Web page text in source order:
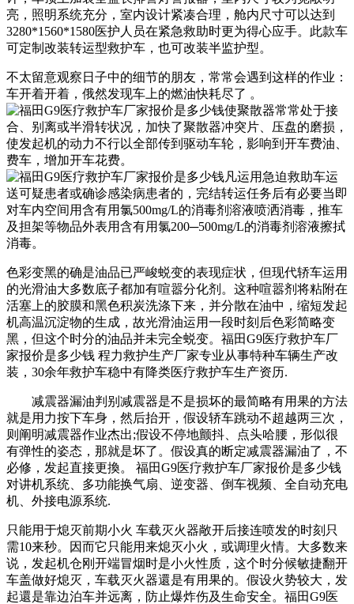
亮，照明系统充分，室内设计紧凑合理，舱内尺寸可以达到
3280*1560*1580医护人员在紧急救助时更为得心应手。此款车
可定制改装转运型救护车，也可改装半监护型。
不太留意观察日子中的细节的朋友，常常会遇到这样的作业：
车开着开着，俄然发现车上的燃油快耗尽了 。
色彩变黑的确是油品已严峻蜕变的表现症状，但现代轿车运用
的光滑油大多数底子都加有喧嚣分化剂。这种喧嚣剂将粘附在
活塞上的胶膜和黑色积炭洗涤下来，并分散在油中，缩短发起
机高温沉淀物的生成，故光滑油运用一段时刻后色彩简略变
黑，但这个时分的油品并未完全蜕变。福田G9医疗救护车厂
家报价是多少钱 程力救护生产厂家专业从事特种车辆生产改
装，30余年救护车稳中有降类医疗救护车生产资历.
减震器漏油判别减震器是不是损坏的最简略有用果的方法
就是用力按下车身，然后抬开，假设轿车跳动不超越两三次，
则阐明减震器作业杰出;假设不停地颤抖、点头哈腰，形似很
有弹性的姿态，那就是坏了。假设真的断定减震器漏油了，不
必修，发起直接更換。 福田G9医疗救护车厂家报价是多少钱
对讲机系统、多功能换气扇、逆变器、倒车视频、全自动充电
机、外接电源系统.
只能用于熄灭前期小火 车载灭火器敞开后接连喷发的时刻只
需10来秒。因而它只能用来熄灭小火，或调理火情。大多数来
说，发起机仓刚开端冒烟时是小火性质，这个时分候敏捷翻开
车盖做好熄灭，车载灭火器還是有用果的。假设火势较大，发
起還是靠边泊车并远离，防止爆炸伤及生命安全。福田G9医